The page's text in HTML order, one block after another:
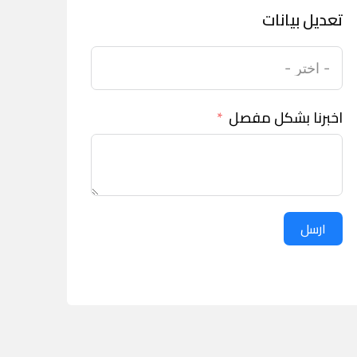
تعديل بيانات
اخبرنا بشكل مفصل
ارسل